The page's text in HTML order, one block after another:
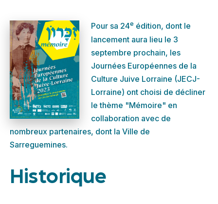
Pour sa 24e édition, dont le
lancement aura lieu le 3
septembre prochain, les
Journées Européennes de la
Culture Juive Lorraine (JECJ-
Lorraine) ont choisi de décliner
le thème "Mémoire" en
collaboration avec de
nombreux partenaires, dont la Ville de
Sarreguemines.
Historique